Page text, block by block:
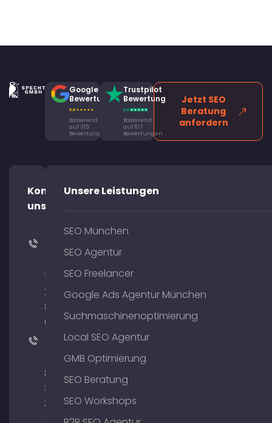
Google
Bewertung
Basierend
auf 315
Bewertungen
Trustpilot
Bewertung
Basierend
auf 107
Bewertungen
Jetzt SEO
Beratung
anfordern
Kontaktiere
uns!
+49
176
204
801
64
+49
89
380
375
Unsere Leistungen
SEO München
SEO Agentur
SEO Freelancer
Google Ads Agentur München
Suchmaschinenoptimierung
Local SEO Agentur
GMB Optimierung
SEO Beratung
SEO Workshops